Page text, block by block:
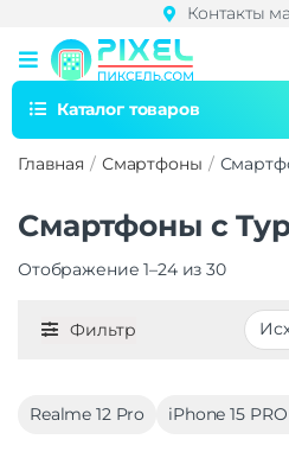
Контакты
Каталог товаров
Главная Смартфоны
Смартфоны с
Отображение 1–24 из 30
Фильтр
Realme 12 Pro iPhone 15